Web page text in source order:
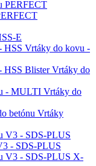
E
Vrtáky do kovu -
Vrtáky do
Vrtáky do
Vrtáky
- SDS-PLUS